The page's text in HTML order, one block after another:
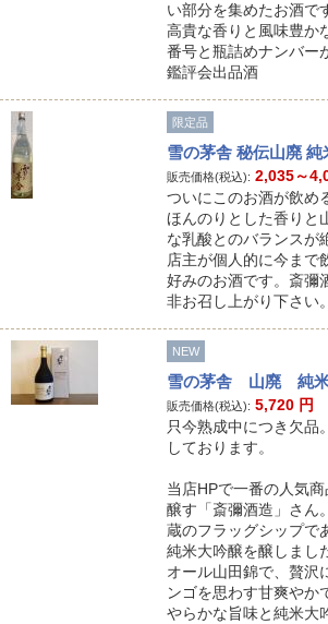
い部分を集めたお酒で
高貴な香りと風味豊か
番号と瓶詰めナンバー
鑑評会出品酒
限定品
雪の茅舎 秘伝山廃 純
販売価格(税込): 2,035～
ついにこのお酒が飲め
ほんのりとした香りと
な乳酸とのバランスが
店主が個人的に今まで
好みのお酒です。斎彌
非お召し上がり下さい。
NEW
雪の茅舎 山廃 純
販売価格(税込): 5,720 円
只今熟成中につき欠品
しております。
当店HPで一番の人気
醸す「斎彌酒造」さん。
蔵のフラッグシップで
純米大吟醸を醸しまし
オール山田錦で、贅沢
ンゴを思わす甘爽やか
やらかな旨味と純米大